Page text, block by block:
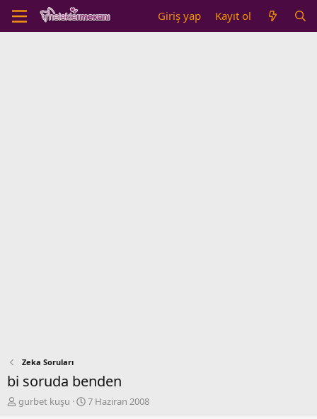
Giriş yap Kayıt ol
Zeka Soruları
bi soruda benden
K
gurbet kuşu
B
7 Haziran 2008